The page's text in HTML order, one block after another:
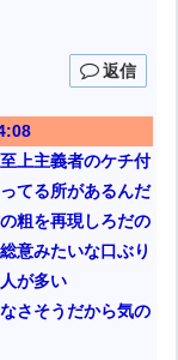
返信
上主義者のケチ付
てる所があるんだ
粗を再現しろだの
意みたいな口ぶり
が多い
さそうだから気の